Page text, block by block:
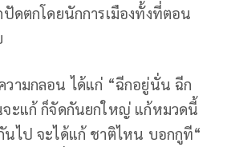
ดตกโดยนักการเมืองทั้งที่ตอน
ามกลอน ได้แก่ “ฉีกอยู่นั่น ฉีก
ะแก้ ก็จัดกันยกใหญ่ แก้หมวดนี้
ไป จะได้แก้ ชาติไหน บอกกูที“